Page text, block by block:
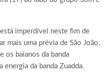
imperdível neste fim de
mais uma prévia de São João.
os baianos da banda
energia da banda Zuadda.